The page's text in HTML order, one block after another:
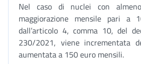
Nel caso di nuclei con
maggiorazione mensile pari a
dall’articolo 4, comma 10, del
230/2021, viene incrementata
aumentata a 150 euro mensili.